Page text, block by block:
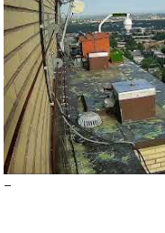
–